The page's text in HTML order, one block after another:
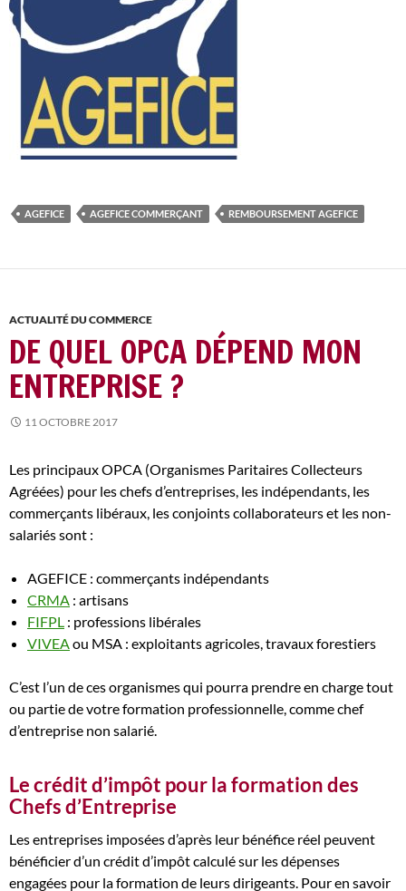
AGEFICE AGEFICE COMMERÇANT REMBOURSEMENT AGEFICE
ACTUALITÉ DU COMMERCE
DE QUEL OPCA DÉPEND MON
ENTREPRISE ?
11 OCTOBRE 2017
Les principaux OPCA (Organismes Paritaires Collecteurs
Agréées) pour les chefs d’entreprises, les indépendants, les
commerçants libéraux, les conjoints collaborateurs et les non-
salariés sont :
AGEFICE : commerçants indépendants
CRMA : artisans
FIFPL : professions libérales
VIVEAou MSA : exploitants agricoles, travaux forestiers
C’est l’un de ces organismes qui pourra prendre en charge tout
ou partie de votre formation professionnelle, comme chef
d’entreprise non salarié.
Le crédit d’impôt pour la formation des
Chefs d’Entreprise
Les entreprises imposées d’après leur bénéfice réel peuvent
bénéficier d’un crédit d’impôt calculé sur les dépenses
engagées pour la formation de leurs dirigeants. Pour en savoir